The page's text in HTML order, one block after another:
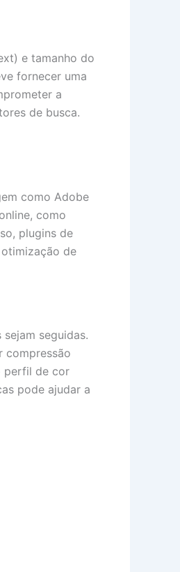
e tamanho do
fornecer uma
a
de busca.
como Adobe
como
plugins de
de
seguidas.
compressão
perfil de cor
pode ajudar a